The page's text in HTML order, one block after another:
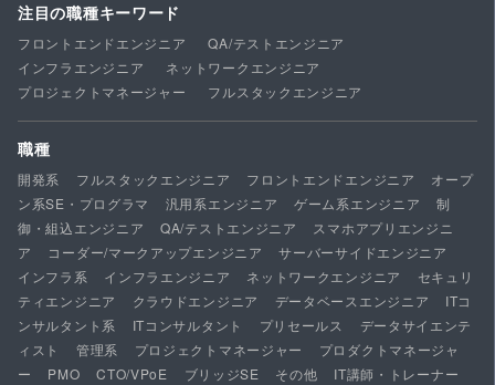
注目の職種キーワード
フロントエンドエンジニア
QA/テストエンジニア
インフラエンジニア
ネットワークエンジニア
プロジェクトマネージャー
フルスタックエンジニア
職種
開発系 フルスタックエンジニア フロントエンドエンジニア
オープ
ン系SE・プログラマ
汎用系エンジニア ゲーム系エンジニア
制
御・組込エンジニア
QA/テストエンジニア
スマホアプリエンジニ
ア
コーダー/マークアップエンジニア
サーバーサイドエンジニア
インフラ系
インフラエンジニア ネットワークエンジニア
セキュリ
ティエンジニア
クラウドエンジニア データベースエンジニア
ITコ
ンサルタント系
ITコンサルタント プリセールス
データサイエンテ
ィスト
管理系 プロジェクトマネージャー
プロダクトマネージャ
ー
PMO CTO/VPoE ブリッジSE その他
IT講師・トレーナー